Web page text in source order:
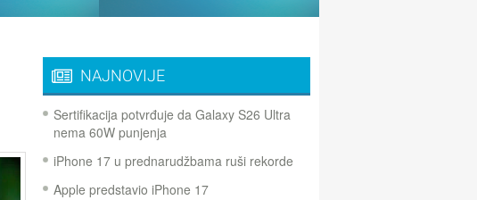
NAJNOVIJE
Sertifikacija potvrđuje da Galaxy S26 Ultra
nema 60W punjenja
iPhone 17 u prednarudžbama ruši rekorde
Apple predstavio iPhone 17